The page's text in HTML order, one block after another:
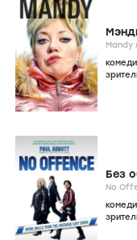
Mandy /
Без